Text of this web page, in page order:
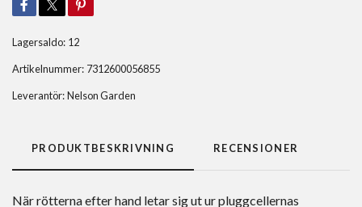
Lagersaldo: 12
Artikelnummer: 7312600056855
Leverantör:Nelson Garden
PRODUKTBESKRIVNING RECENSIONER
När rötterna efter hand letar sig ut ur pluggcellernas